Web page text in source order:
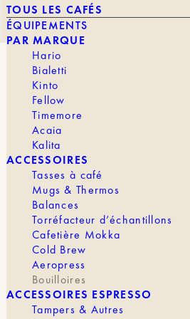
TOUS LES CAFÉS
ÉQUIPEMENTS
PAR MARQUE
Hario
Bialetti
Kinto
Fellow
Timemore
Acaia
Kalita
ACCESSOIRES
Tasses à café
Mugs & Thermos
Balances
Torréfacteur d’échantillons
Cafetière Mokka
Cold Brew
Aeropress
Bouilloires
ACCESSOIRES ESPRESSO
Tampers & Autres
TIMEMORE –
ÉLECTRIQUE FISH PRO
169,00€
POUR DROITIER
Coffee, la bouilloire
l’art de l’extraction.
Alliant une ergonomie